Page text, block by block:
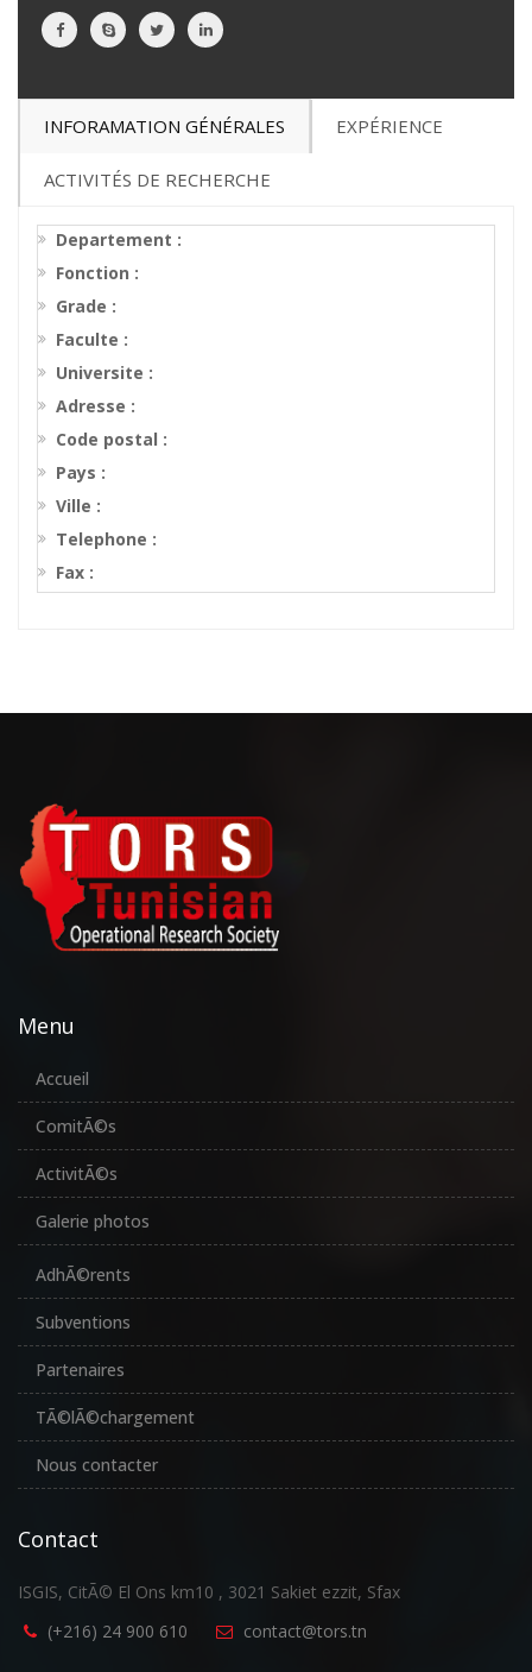
INFORAMATION GÉNÉRALES EXPÉRIENCE
ACTIVITÉS DE RECHERCHE
Departement :
Fonction :
Grade :
Faculte :
Universite :
Adresse :
Code postal :
Pays :
Ville :
Telephone :
Fax :
Menu
Accueil
ComitÃ©s
ActivitÃ©s
Galerie photos
AdhÃ©rents
Subventions
Partenaires
TÃ©lÃ©chargement
Nous contacter
Contact
ISGIS, CitÃ© El Ons km10 , 3021 Sakiet ezzit, Sfax
(+216) 24 900 610
contact@tors.tn